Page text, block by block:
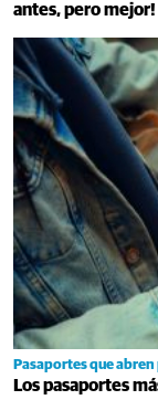
antes, pero mejor!
Pasaportes que
Los pasaportes